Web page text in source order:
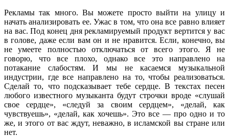
Рекламы так много. Вы можете просто выйти на улицу и
начать анализировать ее. Ужас в том, что она все равно влияет
на вас. Под конец дня рекламируемый продукт вертится у вас
в голове, даже если вам он и не нравится. Если, конечно, вы
не умеете полностью отключаться от всего этого. Я не
говорю, что все плохо, однако все это направлено на
потакание слабостям. И мы не касаемся музыкальной
индустрии, где все направлено на то, чтобы реализоваться.
Сделай то, что подсказывает тебе сердце. В текстах песен
любого известного музыканта будут строчки вроде «слушай
свое сердце», «следуй за своим сердцем», «делай, как
чувствуешь», «делай, как хочешь». Это все — про одно и то
же, и этого от вас ждут, неважно, в исламской вы стране или
нет.